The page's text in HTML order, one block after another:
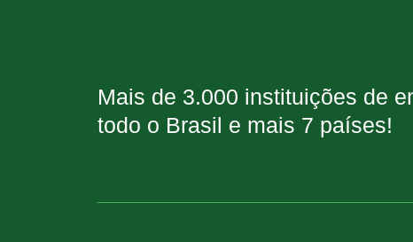
Mais de 3.000 instituições de
todo o Brasil e mais 7 países!